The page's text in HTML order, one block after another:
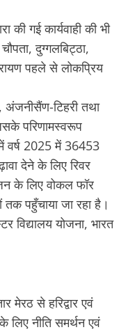
की गई कार्यवाही की भी
दुग्गलबिट्ठा,
पहले से लोकप्रिय
टिहरी तथा
परिणामस्वरूप
वर्ष 2025 में 36453
देने के लिए रिवर
के लिए वोकल फॉर
तक पहुँचाया जा रहा है।
विद्यालय योजना, भारत
से हरिद्वार एवं
लिए नीति समर्थन एवं